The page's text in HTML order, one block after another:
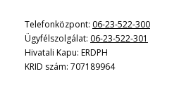
Telefonközpont: 06-23-522-300
Ügyfélszolgálat: 06-23-522-301
Hivatali Kapu: ERDPH
KRID szám: 707189964